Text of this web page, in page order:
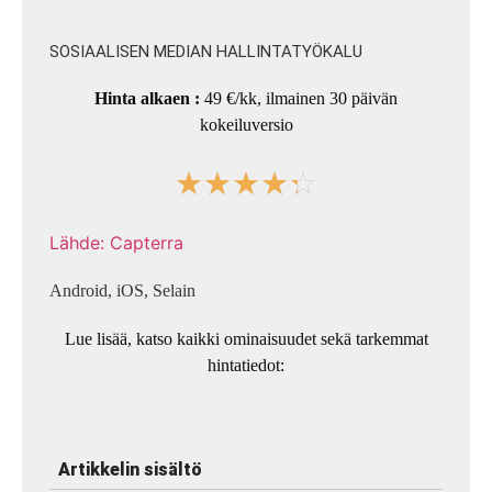
Artikkelin sisältö
SOSIAALISEN MEDIAN HALLINTATYÖKALU
Hinta alkaen : 49 €/kk, ilmainen 30 päivän
kokeiluversio
☆☆☆☆☆
Lähde: Capterra
Android, iOS, Selain
Lue lisää, katso kaikki ominaisuudet sekä tarkemmat
hintatiedot: